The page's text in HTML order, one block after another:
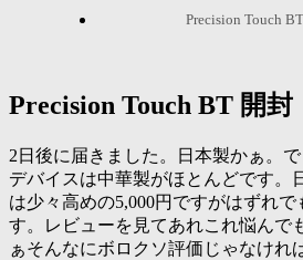
Precision Touch BT
Precision Touch BT 開封
2日後に届きました。日本製かぁ。
デバイスは中華製がほとんどです。
は少々高めの5,000円ですがはずれで
す。レビューを見てあれこれ悩んで
ぁそんなにボロクソ評価じゃなけれ